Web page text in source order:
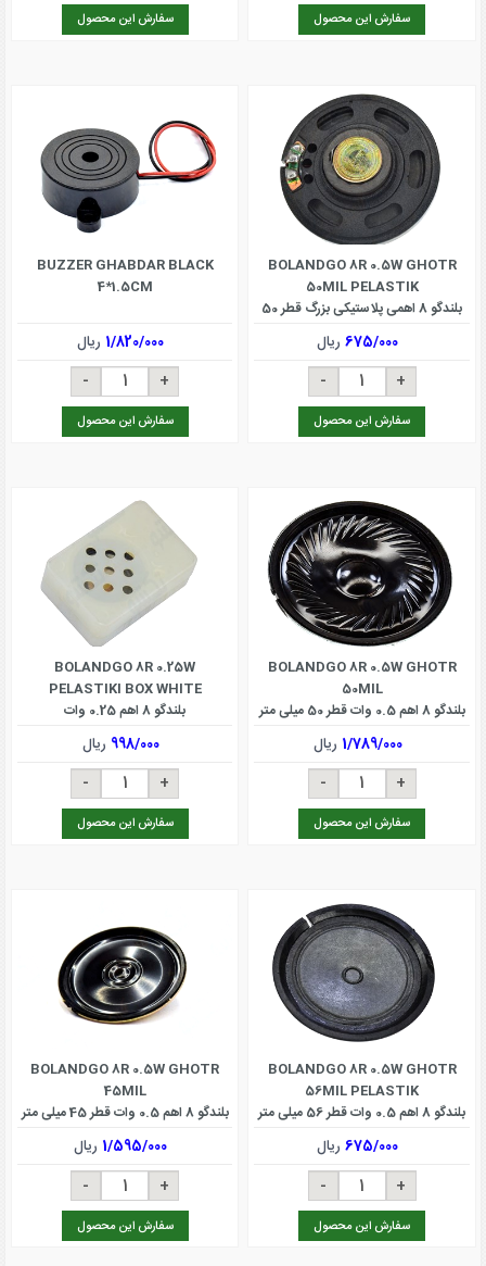
سفارش این محصول سفارش این محصول
BOLANDGO 8R 0.5W GHOTR
50MIL PELASTIK
بلندگو 8 اهمی پلاستیکی بزرگ قطر 50
سانتی
675/000ریال
سفارش این محصول
BUZZER GHABDAR BLACK
4*1.5CM
1/820/000 ریال
سفارش این محصول
BOLANDGO 8R 0.5W GHOTR
50MIL
بلندگو 8 اهم 0.5 وات قطر 50 میلی متر
1/789/000 ریال
سفارش این محصول
BOLANDGO 8R 0.25W
PELASTIKI BOX WHITE
بلندگو 8 اهم 0.25 وات
998/000 ریال
سفارش این محصول
BOLANDGO 8R 0.5W GHOTR
56MIL PELASTIK
بلندگو 8 اهم 0.5 وات قطر 56 میلی متر
675/000ریال
سفارش این محصول
BOLANDGO 8R 0.5W GHOTR
45MIL
بلندگو 8 اهم 0.5 وات قطر 45 میلی متر
1/595/000 ریال
سفارش این محصول